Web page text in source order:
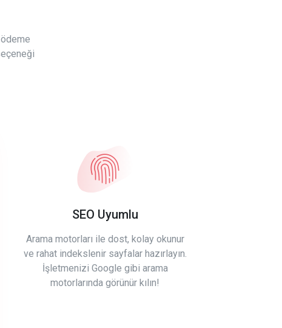
SEO Uyumlu
Arama motorları ile dost, kolay okunur
ve rahat indekslenir sayfalar hazırlayın.
İşletmenizi Google gibi arama
motorlarında görünür kılın!